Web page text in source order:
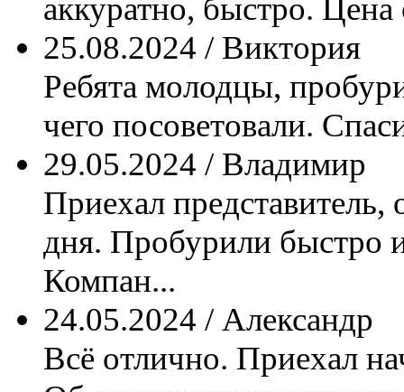
аккуратно, быстро. Цена
25.08.2024 / Виктория
Ребята молодцы,
чего посоветовали.
29.05.2024 / Владимир
Приехал
дня. Пробурили быстро
Компан...
24.05.2024 / Александр
Всё отлично. Приехал